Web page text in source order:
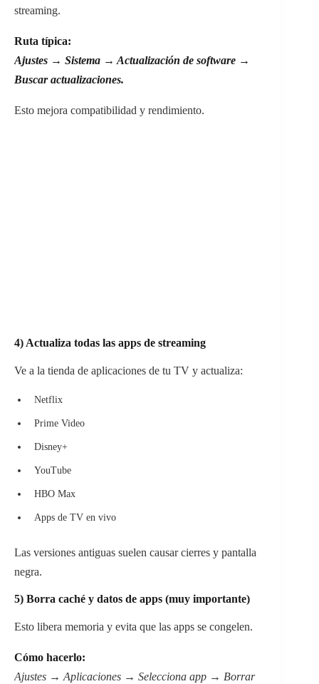
streaming.
Ruta típica:
Ajustes → Sistema → Actualización de software →
Buscar actualizaciones.
Esto mejora compatibilidad y rendimiento.
4) Actualiza todas las apps de streaming
Ve a la tienda de aplicaciones de tu TV y actualiza:
Netflix
Prime Video
Disney+
YouTube
HBO Max
Apps de TV en vivo
Las versiones antiguas suelen causar cierres y pantalla
negra.
5) Borra caché y datos de apps (muy importante)
Esto libera memoria y evita que las apps se congelen.
Cómo hacerlo:
Ajustes → Aplicaciones → Selecciona app → Borrar